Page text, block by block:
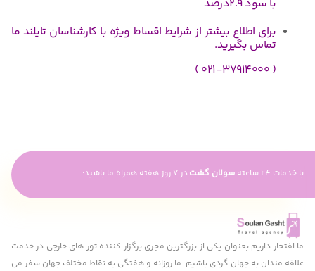
اطلاع بیشتر از شرایط اقساط ویژه با کارشناسان تایلند ما
بگیرید.
سولان گشتدر 7 روز هفته همراه ما باشید:
بعنوان یکی از بزرگترین مجری برگزار کننده تور های خارجی در خدمت
جهان گردی باشیم. ما روزانه و هفتگی به نقاط مختلف جهان سفر می